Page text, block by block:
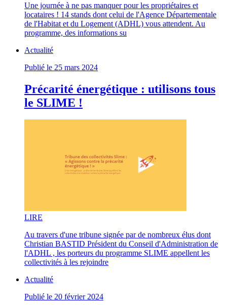
Une journée à ne pas manquer pour les propriétaires et
locataires ! 14 stands dont celui de l'Agence Départementale
de l'Habitat et du Logement (ADHL) vous attendent. Au
programme, des informations su
Actualité
Publié le 25 mars 2024
Précarité énergétique : utilisons tous
le SLIME !
LIRE
Au travers d'une tribune signée par de nombreux élus dont
Christian BASTID Président du Conseil d'Administration de
l'ADHL , les porteurs du programme SLIME appellent les
collectivités à les rejoindre
Actualité
Publié le 20 février 2024